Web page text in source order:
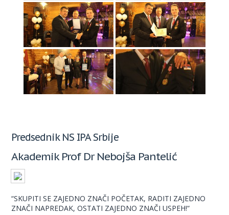
Predsednik NS IPA Srbije
Akademik Prof Dr Nebojša Pantelić
“SKUPITI SE ZAJEDNO ZNAČI POČETAK, RADITI ZAJEDNO
ZNAČI NAPREDAK, OSTATI ZAJEDNO ZNAČI USPEH!“